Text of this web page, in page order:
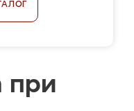
при